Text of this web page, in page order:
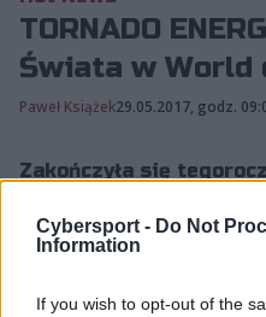
Cybersport - Do Not
Information
If you wish to opt-out of the
TORNADO
Świata w World
Paweł Książek29.05.2017, godz.
Zakończyła się
Finals 2017 -
Tanks, które przez